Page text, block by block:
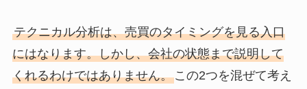
テクニカル分析は、売買のタイミングを見る入口
にはなります。しかし、会社の状態まで説明して
くれるわけではありません。この2つを混ぜて考え